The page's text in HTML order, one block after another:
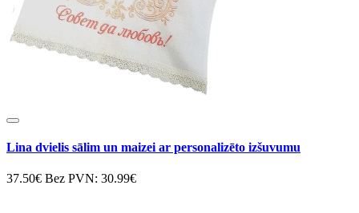
Lina dvielis sālim un maizei ar personalizēto izšuvumu
37.50€ Bez PVN: 30.99€